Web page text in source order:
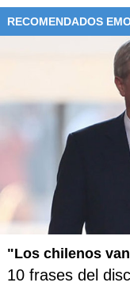
RECOMENDADOS
"Los chilenos
10 frases del